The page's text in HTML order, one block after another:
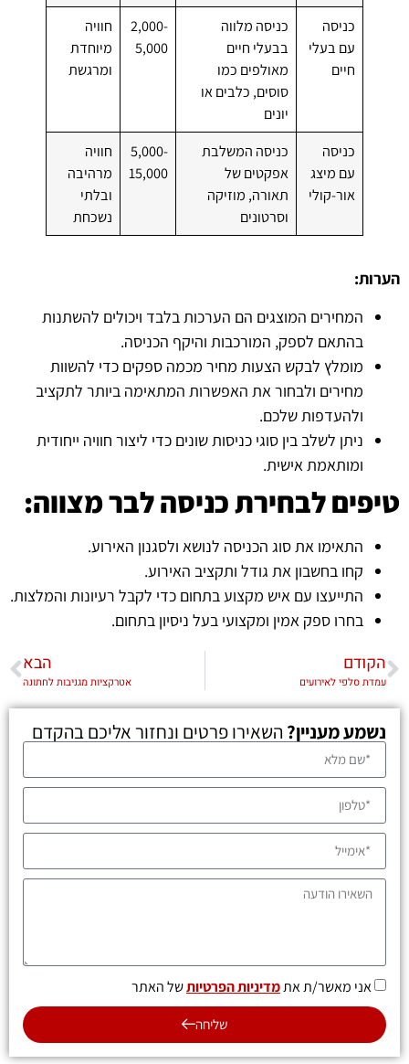
כניסה
עם בעלי
חיים
כניסה מלווה
בבעלי חיים
מאולפים כמו
סוסים, כלבים או
יונים
2,000-
5,000
חוויה
מיוחדת
ומרגשת
כניסה
עם מיצג
אור-קולי
כניסה המשלבת
אפקטים של
תאורה, מוזיקה
וסרטונים
5,000-
15,000
חוויה
מרהיבה
ובלתי
נשכחת
הערות:
המחירים המוצגים הם הערכות בלבד ויכולים להשתנות
בהתאם לספק, המורכבות והיקף הכניסה.
מומלץ לבקש הצעות מחיר מכמה ספקים כדי להשוות
מחירים ולבחור את האפשרות המתאימה ביותר לתקציב
ולהעדפות שלכם.
ניתן לשלב בין סוגי כניסות שונים כדי ליצור חוויה ייחודית
ומותאמת אישית.
טיפים לבחירת כניסה לבר מצווה:
התאימו את סוג הכניסה לנושא ולסגנון האירוע.
קחו בחשבון את גודל ותקציב האירוע.
התייעצו עם איש מקצוע בתחום כדי לקבל רעיונות והמלצות.
בחרו ספק אמין ומקצועי בעל ניסיון בתחום.
הקודם
עמדת סלפי לאירועים
הבא
אטרקציות מגניבות לחתונה
נשמע מעניין? השאירו פרטים ונחזור אליכם בהקדם
אני מאשר/ת אתמדיניות הפרטיותשל האתר
שליחה